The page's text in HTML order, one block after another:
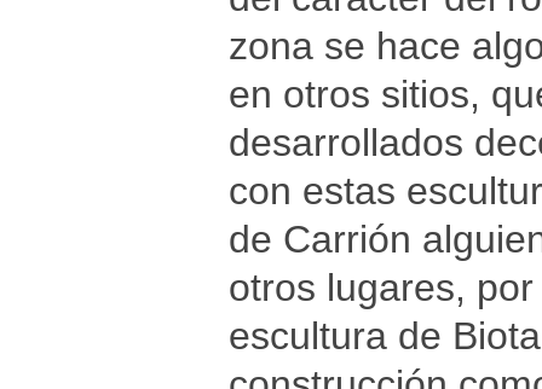
zona se hace
en otros sitios,
desarrollados
con estas
de Carrión
otros lugares,
escultura de